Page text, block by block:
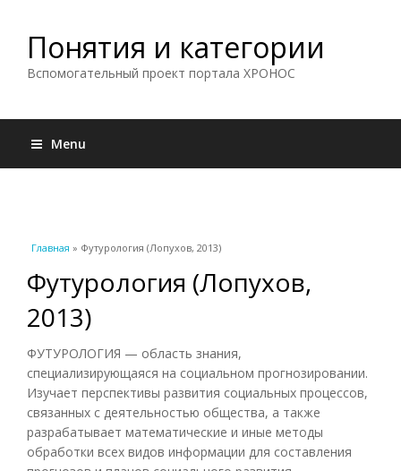
Понятия и категории
Вспомогательный проект портала ХРОНОС
Menu
Вы здесь
Главная » Футурология (Лопухов, 2013)
Футурология (Лопухов,
2013)
ФУТУРОЛОГИЯ — область знания,
специализирующаяся на социальном прогнозировании.
Изучает перспективы развития социальных процессов,
связанных с деятельностью общества, а также
разрабатывает математические и иные методы
обработки всех видов информации для составления